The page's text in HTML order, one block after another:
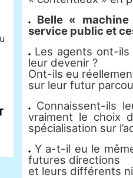
Belle «
service public et
Les agents ont-
leur devenir ?
Ont-ils eu
sur leur futur
Connaissent-ils
vraiment le choix
spécialisation sur
Y a-t-il eu le
futures directions
et leurs différents